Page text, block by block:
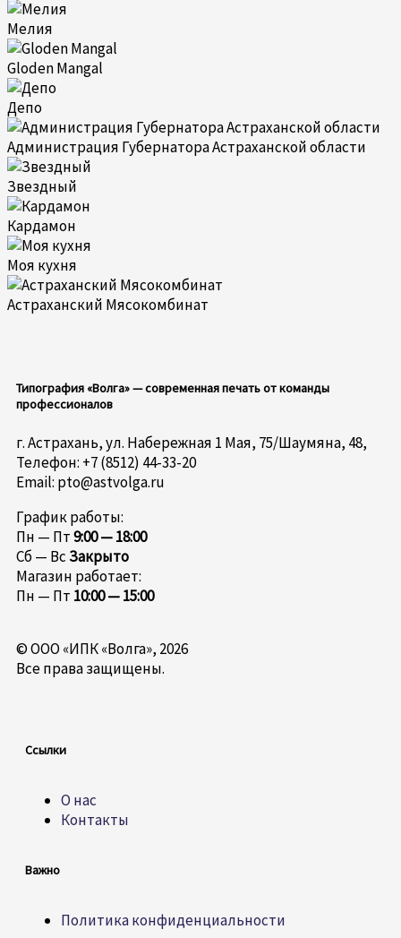
Мелия
Gloden Mangal
Депо
Администрация Губернатора Астраханской области
Звездный
Кардамон
Моя кухня
Астраханский Мясокомбинат
Типография «Волга» — современная печать от команды
профессионалов
г. Астрахань, ул. Набережная 1 Мая, 75/Шаумяна, 48,
Телефон: +7 (8512) 44-33-20
Email: pto@astvolga.ru
График работы:
Пн — Пт9:00 — 18:00
Сб — Вс Закрыто
Магазин работает:
Пн — Пт 10:00 — 15:00
© ООО «ИПК «Волга», 2026
Все права защищены.
Ссылки
О нас
Контакты
Важно
Политика конфиденциальности